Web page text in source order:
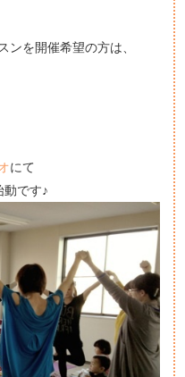
を開催希望の方は、
にて
動です♪